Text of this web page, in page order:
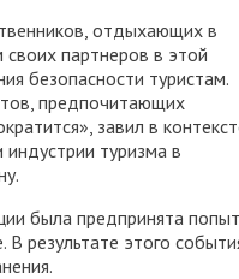
отдыхающих в
партнеров в этой
безопасности туристам.
предпочитающих
завил в
туризма в
была предпринята
результате этого